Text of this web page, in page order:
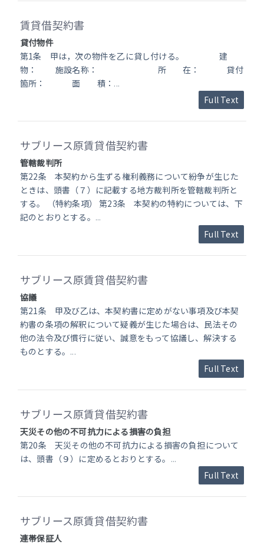
賃貸借契約書
貸付物件
第1条 甲は，次の物件を乙に貸し付ける。 建
物： 施設名称： 所 在： 貸付
箇所： 面 積： ...
Full Text
サブリース原賃貸借契約書
管轄裁判所
第22条 本契約から生ずる権利義務について紛争が生じた
ときは、頭書（７）に記載する地方裁判所を管轄裁判所と
する。 （特約条項） 第23条 本契約の特約については、下
記のとおりとする。 ...
Full Text
サブリース原賃貸借契約書
協議
第21条 甲及び乙は、本契約書に定めがない事項及び本契
約書の条項の解釈について疑義が生じた場合は、民法その
他の法令及び慣行に従い、誠意をもって協議し、解決する
ものとする。 ...
Full Text
サブリース原賃貸借契約書
天災その他の不可抗力による損害の負担
第20条 天災その他の不可抗力による損害の負担について
は、頭書（９）に定めるとおりとする。 ...
Full Text
サブリース原賃貸借契約書
連帯保証人